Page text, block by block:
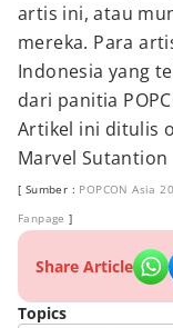
artis ini, atau
mereka. Para
Indonesia yang
dari panitia
Artikel ini ditulis
Marvel Sutantion
[ Sumber : POPCON Asia
Fanpage ]
Share Article
Topics